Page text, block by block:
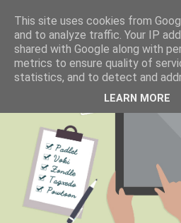
This site uses cookies from
and to analyze traffic. Your IP
shared with Google along with
metrics to ensure quality of
statistics, and to detect and
LEARN MORE